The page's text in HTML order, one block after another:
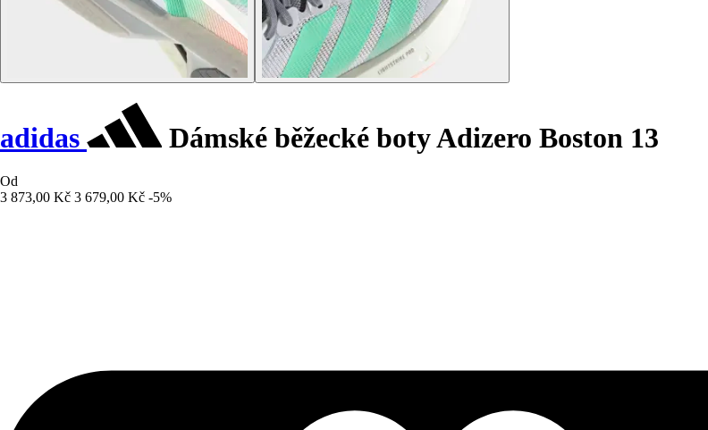
adidas Dámské běžecké boty Adizero Boston 13
Od
3 873,00 Kč 3 679,00 Kč -5%